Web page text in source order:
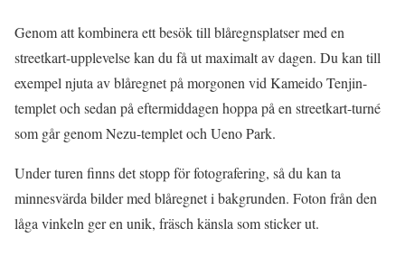
Genom att kombinera ett besök till blåregnsplatser med en
streetkart-upplevelse kan du få ut maximalt av dagen. Du kan till
exempel njuta av blåregnet på morgonen vid Kameido Tenjin-
templet och sedan på eftermiddagen hoppa på en streetkart-turné
som går genom Nezu-templet och Ueno Park.
Under turen finns det stopp för fotografering, så du kan ta
minnesvärda bilder med blåregnet i bakgrunden. Foton från den
låga vinkeln ger en unik, fräsch känsla som sticker ut.